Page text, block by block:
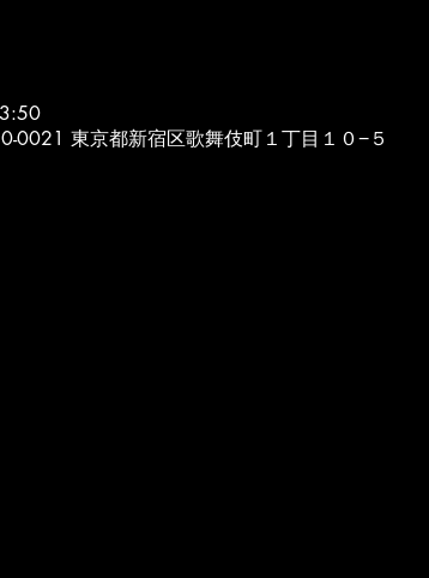
0021 東京都新宿区歌舞伎町１丁目１０−５